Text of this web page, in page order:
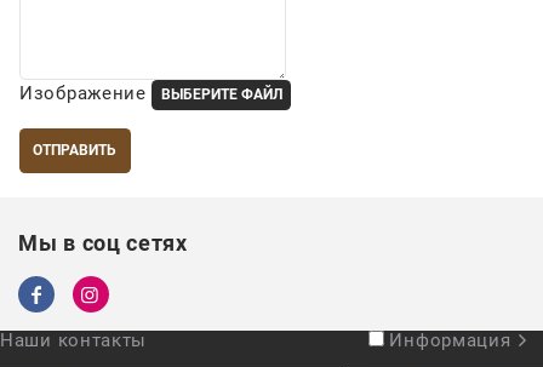
Изображение ВЫБЕРИТЕ ФАЙЛ
Мы в соц сетях
Наши контакты
Информация